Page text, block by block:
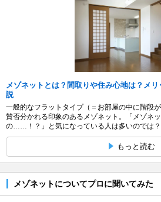
メゾネットとは？間取りや住み心地は？メ
説
一般的なフラットタイプ（＝お部屋の中に階段
賛否分かれる印象のあるメゾネット。「メゾネ
の……！？」と気になっている人は多いのでは？
もっと読む
メゾネットについてプロに聞いてみた